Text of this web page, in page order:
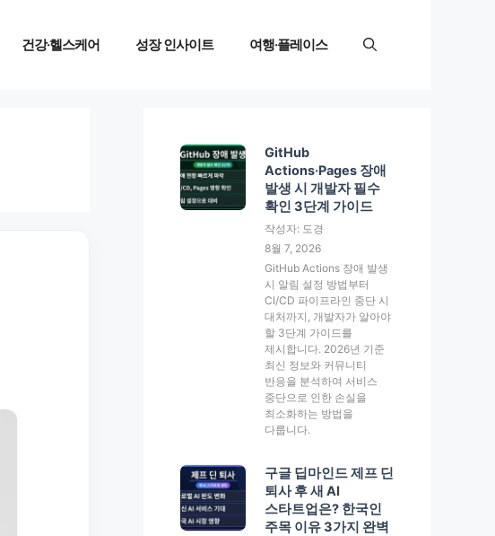
건강·헬스케어 성장 인사이트 여행·플레이스
GitHub
Actions·Pages 장애
발생 시 개발자 필수
확인 3단계 가이드
작성자: 도경
8월 7, 2026
GitHub Actions 장애 발생
시 알림 설정 방법부터
CI/CD 파이프라인 중단 시
대처까지, 개발자가 알아야
할 3단계 가이드를
제시합니다. 2026년 기준
최신 정보와 커뮤니티
반응을 분석하여 서비스
중단으로 인한 손실을
최소화하는 방법을
다룹니다.
구글 딥마인드 제프 딘
퇴사 후 새 AI
스타트업은? 한국인
주목 이유 3가지 완벽